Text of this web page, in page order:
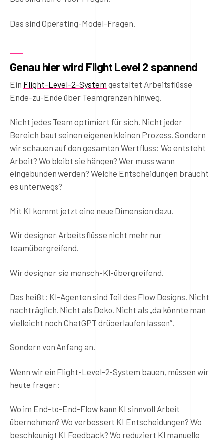
Das sind Operating-Model-Fragen.
Genau hier wird Flight Level 2 spannend
Ein Flight-Level-2-System gestaltet Arbeitsflüsse
Ende-zu-Ende über Teamgrenzen hinweg.
Nicht jedes Team optimiert für sich. Nicht jeder
Bereich baut seinen eigenen kleinen Prozess. Sondern
wir schauen auf den gesamten Wertfluss: Wo entsteht
Arbeit? Wo bleibt sie hängen? Wer muss wann
eingebunden werden? Welche Entscheidungen braucht
es unterwegs?
Mit KI kommt jetzt eine neue Dimension dazu.
Wir designen Arbeitsflüsse nicht mehr nur
teamübergreifend.
Wir designen sie mensch-KI-übergreifend.
Das heißt: KI-Agenten sind Teil des Flow Designs. Nicht
nachträglich. Nicht als Deko. Nicht als „da könnte man
vielleicht noch ChatGPT drüberlaufen lassen“.
Sondern von Anfang an.
Wenn wir ein Flight-Level-2-System bauen, müssen wir
heute fragen:
Wo im End-to-End-Flow kann KI sinnvoll Arbeit
übernehmen? Wo verbessert KI Entscheidungen? Wo
beschleunigt KI Feedback? Wo reduziert KI manuelle